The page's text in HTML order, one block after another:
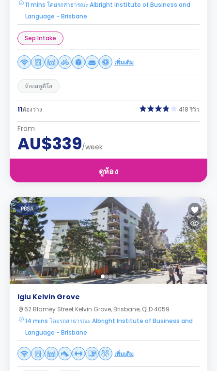
11 mins โดยรถสาธารณะ Albright Institute of Business and
Language - Brisbane
Sep Intake
เพิ่มเติม
ห้องสตูดิโอ
11ห้องว่าง 418 รีวิว
From
AU$339/week
ดูห้อง
PBSA
Iglu Kelvin Grove
62 Blamey Street Kelvin Grove, Brisbane, QLD 4059
14 mins โดยรถสาธารณะ Albright Institute of Business and
Language - Brisbane
เพิ่มเติม